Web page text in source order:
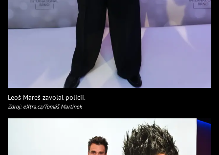
Leoš Mareš zavolal policii.
Zdroj: eXtra.cz/Tomáš Martínek